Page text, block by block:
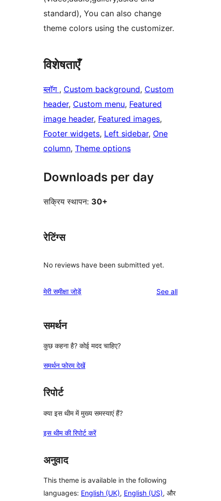
standard), You can also change
theme colors using the customizer.
विशेषताएँ
ब्लॉग , Custom background, Custom
header, Custom menu, Featured
image header, Featured images
Footer widgets, Left sidebar, One
column, Theme options
Downloads per day
सक्रिय स्थापन: 30+
रेटिंग्स
No reviews have been submitted yet.
मेरी समीक्षा जोड़ें See allreviews
समर्थन
कुछ कहना है? कोई मदद चाहिए?
समर्थन फोरम देखें
रिपोर्ट
क्या इस थीम में मुख्य समस्याएं हैं?
इस थीम की रिपोर्ट करें
अनुवाद
This theme is available in the following
languages: English (UK), English (US), और